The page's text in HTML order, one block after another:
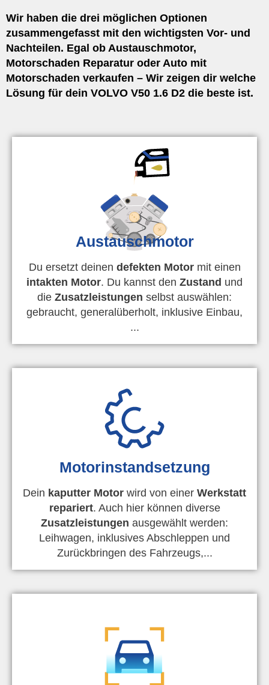
Wir haben die drei möglichen Optionen
zusammengefasst mit den wichtigsten Vor- und
Nachteilen. Egal ob Austauschmotor,
Motorschaden Reparatur oder Auto mit
Motorschaden verkaufen – Wir zeigen dir welche
Lösung für dein VOLVO V50 1.6 D2 die beste ist.
Austauschmotor
Du ersetzt deinen defekten Motormit einen
intakten Motor. Du kannst den Zustand und
die Zusatzleistungen selbst auswählen:
gebraucht, generalüberholt, inklusive Einbau,
...
Motorinstandsetzung
Dein kaputter Motor wird von einer Werkstatt
repariert. Auch hier können diverse
Zusatzleistungen ausgewählt werden:
Leihwagen, inklusives Abschleppen und
Zurückbringen des Fahrzeugs,...